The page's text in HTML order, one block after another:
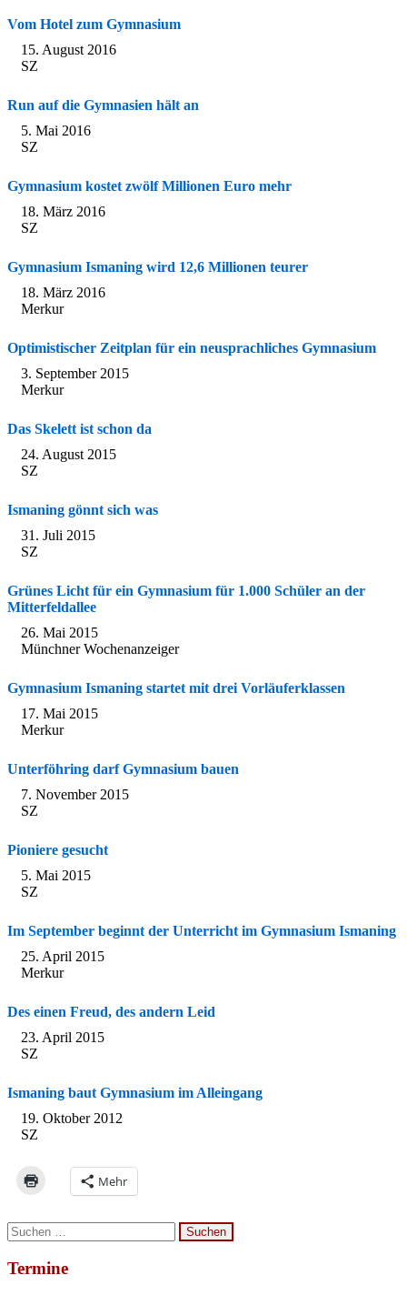
Vom Hotel zum Gymnasium
15. August 2016
SZ
Run auf die Gymnasien hält an
5. Mai 2016
SZ
Gymnasium kostet zwölf Millionen Euro mehr
18. März 2016
SZ
Gymnasium Ismaning wird 12,6 Millionen teurer
18. März 2016
Merkur
Optimistischer Zeitplan für ein neusprachliches Gymnasium
3. September 2015
Merkur
Das Skelett ist schon da
24. August 2015
SZ
Ismaning gönnt sich was
31. Juli 2015
SZ
Grünes Licht für ein Gymnasium für 1.000 Schüler an der
Mitterfeldallee
26. Mai 2015
Münchner Wochenanzeiger
Gymnasium Ismaning startet mit drei Vorläuferklassen
17. Mai 2015
Merkur
Unterföhring darf Gymnasium bauen
7. November 2015
SZ
Pioniere gesucht
5. Mai 2015
SZ
Im September beginnt der Unterricht im Gymnasium Ismaning
25. April 2015
Merkur
Des einen Freud, des andern Leid
23. April 2015
SZ
Ismaning baut Gymnasium im Alleingang
19. Oktober 2012
SZ
Mehr
Suchen
nach:
Termine